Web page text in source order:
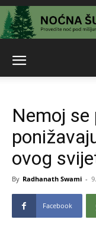
Nemoj
ovog
By Radhanath Swami -
Facebook